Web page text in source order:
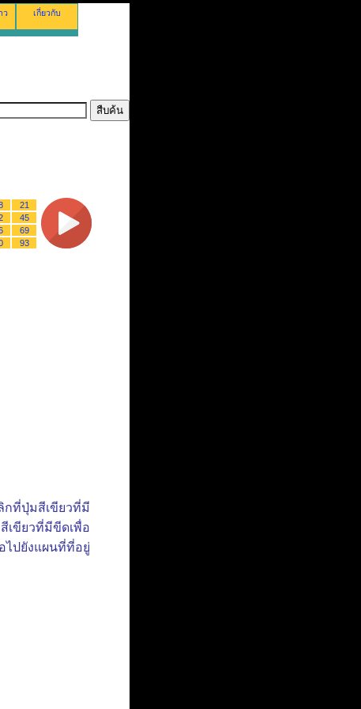
ว เกี่ยวกับ
21
45
69
93
ปุ่มสีเขียวที่มี
ขียวที่มีขีดเพื่อ
ปยังแผนที่ที่อยู่